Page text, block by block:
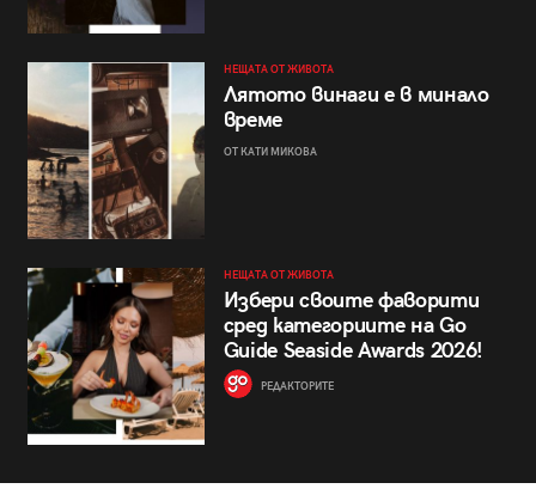
НЕЩАТА ОТ ЖИВОТА
Лятото винаги е в минало
време
ОТ КАТИ МИКОВА
НЕЩАТА ОТ ЖИВОТА
Избери своите фаворити
сред категориите на Go
Guide Seaside Awards 2026!
РЕДАКТОРИТЕ